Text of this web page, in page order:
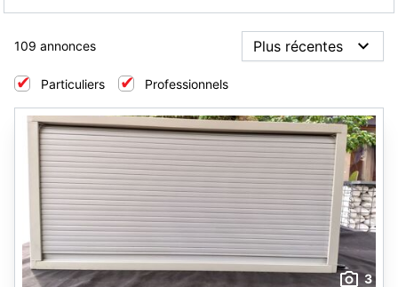
109 annonces
Particuliers Professionnels
3